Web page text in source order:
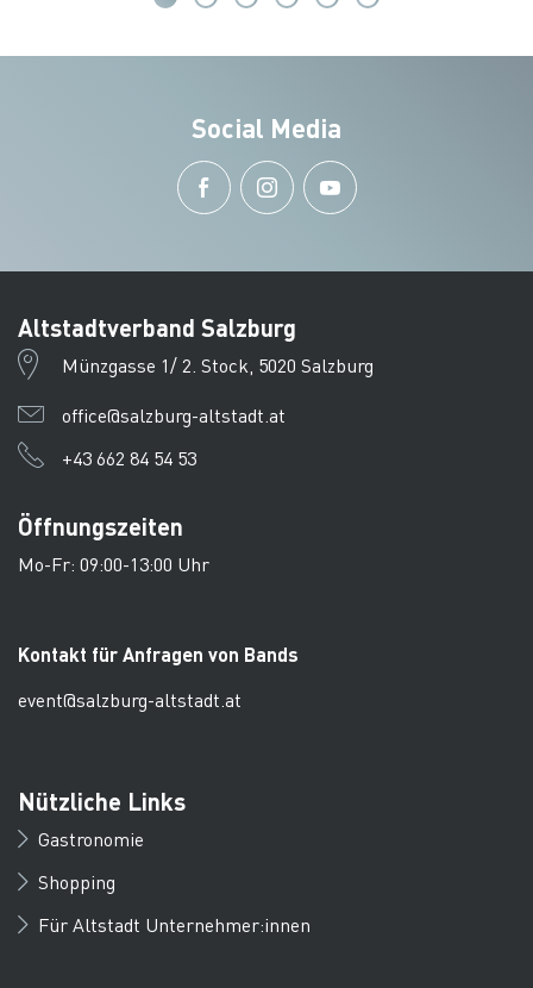
Social Media
Altstadtverband Salzburg
Münzgasse 1/ 2. Stock, 5020 Salzburg
office@salzburg-altstadt.at
+43 662 84 54 53
Öffnungszeiten
Mo-Fr: 09:00-13:00 Uhr
Kontakt für Anfragen von Bands
event@salzburg-altstadt.at
Nützliche Links
Gastronomie
Shopping
Für Altstadt Unternehmer:innen